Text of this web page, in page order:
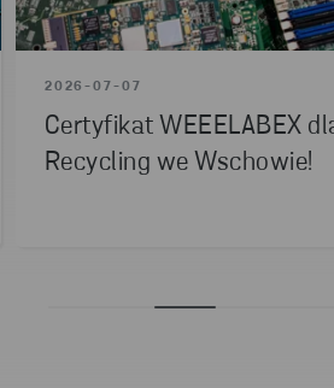
2026-07-07
Certyfikat WEEELABEX
Recycling we Wschowie!